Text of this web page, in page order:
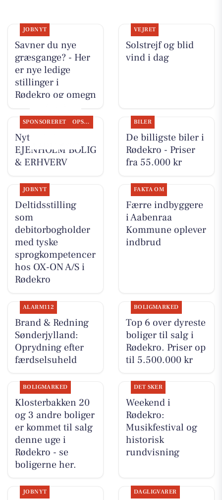
JOBNYT
Savner du nye
græsgange? - Her
er nye ledige
stillinger i
Rødekro og omegn
VEJRET
Solstrejf og blid
vind i dag
SPONSORERET OPSLAGSTAVLEN
Nyt fra
EJENHOLM BOLIG
& ERHVERV
BILER
De billigste biler i
Rødekro - Priser
fra 55.000 kr
JOBNYT
Deltidsstilling
som
debitorbogholder
med tyske
sprogkompetencer
hos OX-ON A/S i
Rødekro
FAKTA OM
Færre indbyggere
i Aabenraa
Kommune oplever
indbrud
ALARM112
Brand & Redning
Sønderjylland:
Oprydning efter
færdselsuheld
BOLIGMARKED
Top 6 over dyreste
boliger til salg i
Rødekro. Priser op
til 5.500.000 kr
BOLIGMARKED
Klosterbakken 20
og 3 andre boliger
er kommet til salg
denne uge i
Rødekro - se
boligerne her.
DET SKER
Weekend i
Rødekro:
Musikfestival og
historisk
rundvisning
JOBNYT DAGLIGVARER